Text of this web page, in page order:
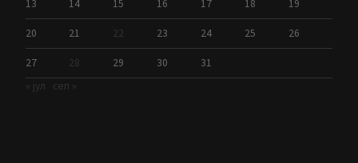
13 14 15 16 17 18 19
20 21 22 23 24 25 26
27 28 29 30
31
« јул
сеп »